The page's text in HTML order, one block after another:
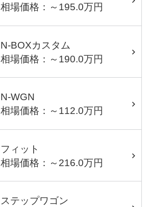
相場価格：～195.0万円
N-BOXカスタム
相場価格：～190.0万円
N-WGN
相場価格：～112.0万円
フィット
相場価格：～216.0万円
ステップワゴン